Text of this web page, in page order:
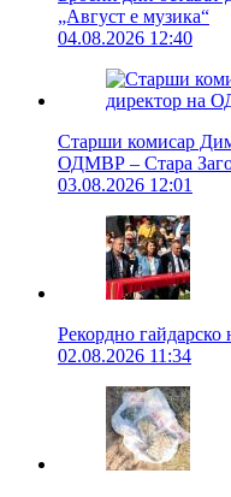
„Август е музика“
04.08.2026 12:40
Старши комисар
ОДМВР – Стара
03.08.2026 12:01
Рекордно гайдарско
02.08.2026 11:34